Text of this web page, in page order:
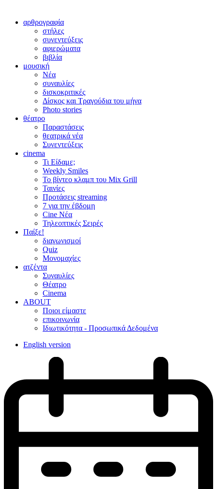
αρθρογραφία
στήλες
συνεντεύξεις
αφιερώματα
βιβλία
μουσική
Νέα
συναυλίες
δισκοκριτικές
Δίσκος και Τραγούδια του μήνα
Photo stories
θέατρο
Παραστάσεις
θεατρικά νέα
Συνεντεύξεις
cinema
Τι Είδαμε;
Weekly Smiles
Το βίντεο κλαμπ του Mix Grill
Ταινίες
Προτάσεις streaming
7 για την έβδομη
Cine Νέα
Τηλεοπτικές Σειρές
Παίξε!
διαγωνισμοί
Quiz
Μονομαχίες
ατζέντα
Συναυλίες
Θέατρο
Cinema
ABOUT
Ποιοι είμαστε
επικοινωνία
Ιδιωτικότητα - Προσωπικά Δεδομένα
English version